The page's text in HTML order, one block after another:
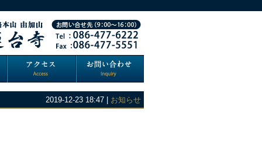
2019-12-23 18:47 | お知らせ